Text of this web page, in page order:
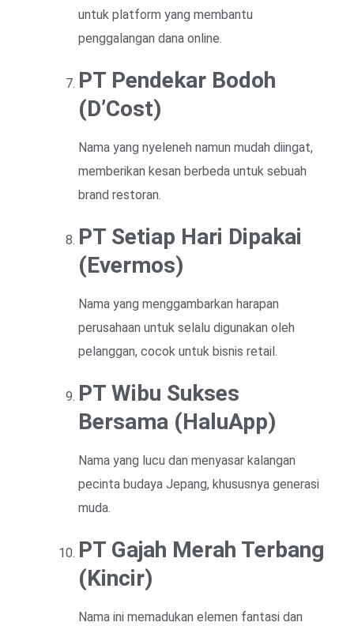
untuk platform yang membantu
penggalangan dana online.
PT Pendekar Bodoh
(D’Cost)
Nama yang nyeleneh namun mudah diingat,
memberikan kesan berbeda untuk sebuah
brand restoran.
PT Setiap Hari Dipakai
(Evermos)
Nama yang menggambarkan harapan
perusahaan untuk selalu digunakan oleh
pelanggan, cocok untuk bisnis retail.
PT Wibu Sukses
Bersama (HaluApp)
Nama yang lucu dan menyasar kalangan
pecinta budaya Jepang, khususnya generasi
muda.
PT Gajah Merah Terbang
(Kincir)
Nama ini memadukan elemen fantasi dan